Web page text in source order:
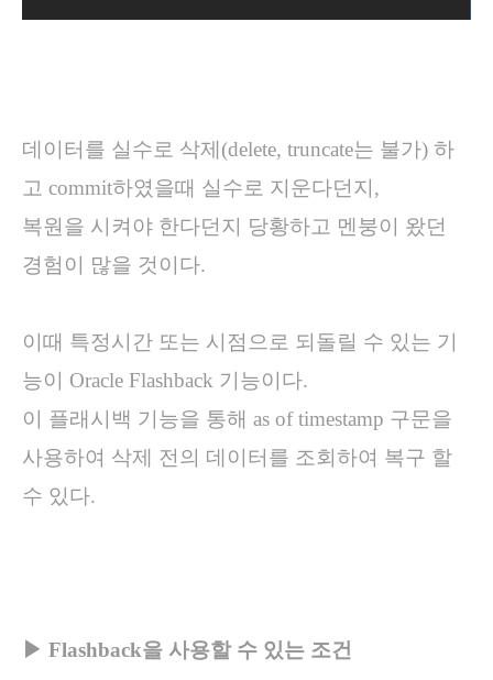
데이터를 실수로 삭제(delete, truncate는 불가) 하
고 commit하였을때 실수로 지운다던지,
복원을 시켜야 한다던지 당황하고 멘붕이 왔던
경험이 많을 것이다.
이때 특정시간 또는 시점으로 되돌릴 수 있는 기
능이 Oracle Flashback 기능이다.
이 플래시백 기능을 통해 as of timestamp 구문을
사용하여 삭제 전의 데이터를 조회하여 복구 할
수 있다.
▶ Flashback을 사용할 수 있는 조건